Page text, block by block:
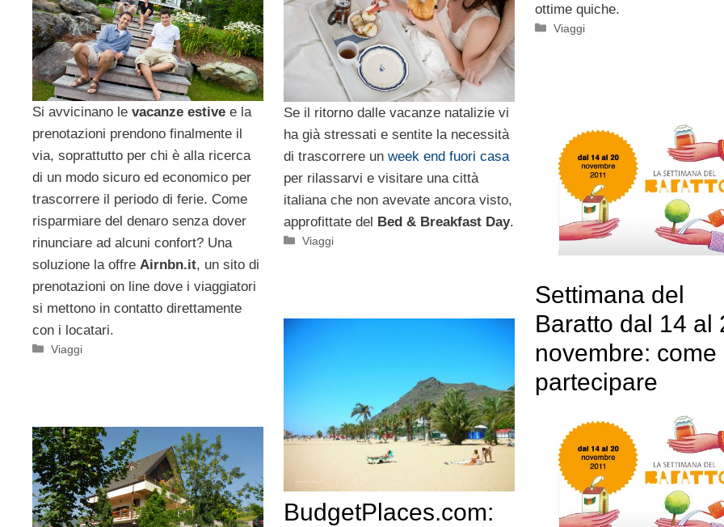
ottime quiche.
Categorie
Viaggi
Si avvicinano le vacanze estive e la
prenotazioni prendono finalmente il
via, soprattutto per chi è alla ricerca
di un modo sicuro ed economico per
trascorrere il periodo di ferie. Come
risparmiare del denaro senza dover
rinunciare ad alcuni confort? Una
soluzione la offre Airnbn.it, un sito di
prenotazioni on line dove i viaggiatori
si mettono in contatto direttamente
con i locatari.
Categorie
Viaggi
Se il ritorno dalle vacanze natalizie vi
ha già stressati e sentite la necessità
di trascorrere un week end fuori casa
per rilassarvi e visitare una città
italiana che non avevate ancora visto,
approfittate del Bed & Breakfast Day.
Categorie
Viaggi
Settimana del
Baratto dal 14 al
novembre: come
partecipare
BudgetPlaces.com: